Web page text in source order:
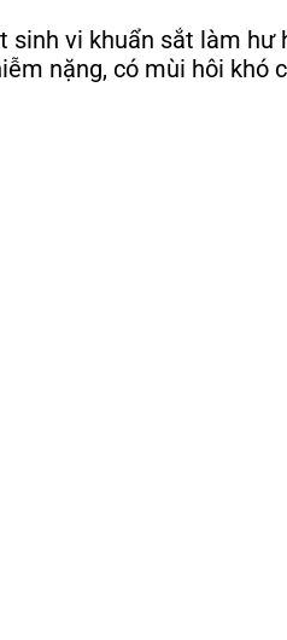
vi khuẩn sắt làm hư
nặng, có mùi hôi khó